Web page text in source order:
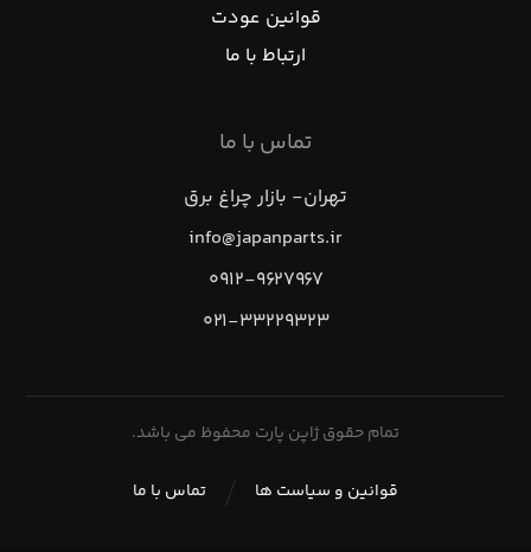
قوانین عودت
ارتباط با ما
تماس با ما
تهران- بازار چراغ برق
info@japanparts.ir
۰۹۱۲-۹۶۲۷۹۶۷
۰۲۱-۳۳۲۲۹۳۲۳
تمام حقوق ژاپن پارت محفوظ می باشد.
تماس با ما قوانین و سیاست ها